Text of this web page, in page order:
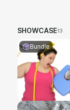
SHOWCASE13
Bundle